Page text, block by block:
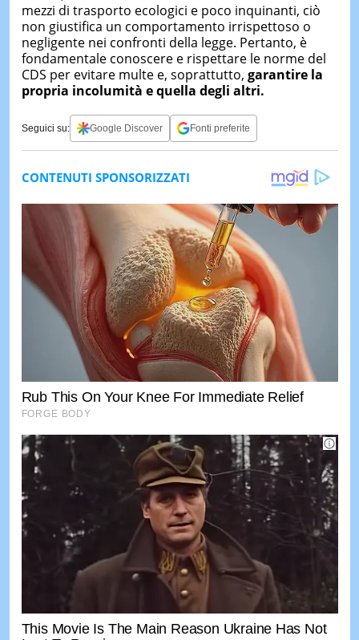
mezzi di trasporto ecologici e poco inquinanti, ciò
non giustifica un comportamento irrispettoso o
negligente nei confronti della legge. Pertanto, è
fondamentale conoscere e rispettare le norme del
CDS per evitare multe e, soprattutto, garantire la
propria incolumità e quella degli altri.
Seguici su: Google Discover Fonti preferite